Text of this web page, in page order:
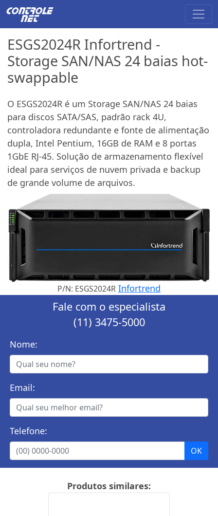
ESGS2024R Infortrend -
Storage SAN/NAS 24 baias hot-
swappable
O ESGS2024R é um Storage SAN/NAS 24 baias
para discos SATA/SAS, padrão rack 4U,
controladora redundante e fonte de alimentação
dupla, Intel Pentium, 16GB de RAM e 8 portas
1GbE RJ-45. Solução de armazenamento flexível
ideal para serviços de nuvem privada e backup
de grande volume de arquivos.
P/N: ESGS2024R Infortrend
Fale com o especialista
(11) 3475-5000
Nome:
Email:
Telefone:
Produtos similares: